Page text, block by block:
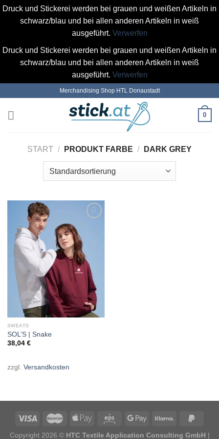
Druck und Stickerei werden bei grauen und weißen Artikeln in
schwarz/blau und bei allen anderen Artikeln in weiß
ausgeführt. Verwerfen
Druck und Stickerei werden bei grauen und weißen Artikeln in
schwarz/blau und bei allen anderen Artikeln in weiß
ausgeführt. Verwerfen
springen
Merchandising Shop HTL Donaustadt
0
START / PRODUKT FARBE / DARK GREY
SWEATS
SOL’S | Snake
38,04 €
zzgl. Versandkosten
Copyright 2026 © HTC Textile Application Consulting GmbH |